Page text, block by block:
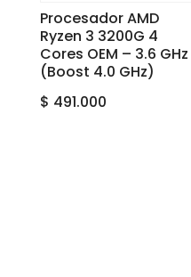
Procesador AMD
Ryzen 3 3200G 4
Cores OEM – 3.6 GHz
(Boost 4.0 GHz)
$ 491.000